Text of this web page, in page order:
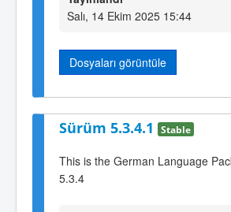
Salı, 14 Ekim 2025 15:44
Dosyaları görüntüle
Sürüm 5.3.4.1 Stable
This is the German Language
5.3.4